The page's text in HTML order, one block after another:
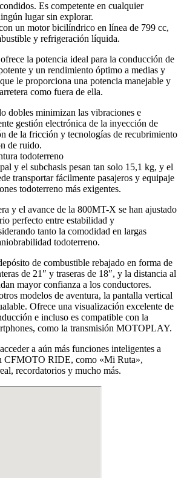
Es competente en cualquier
lugar sin explorar.
un motor bicilíndrico en línea de 799 cc,
y refrigeración líquida.
la potencia ideal para la conducción de
y un rendimiento óptimo a medias y
le proporciona una potencia manejable y
como fuera de ella.
dobles minimizan las vibraciones e
gestión electrónica de la inyección de
de la fricción y tecnologías de recubrimiento
de ruido.
todoterreno
y el subchasis pesan tan solo 15,1 kg, y el
transportar fácilmente pasajeros y equipaje
todoterreno más exigentes.
y el avance de la 800MT-X se han ajustado
perfecto entre estabilidad y
tanto la comodidad en largas
todoterreno.
de combustible rebajado en forma de
de 21″ y traseras de 18″, y la distancia al
mayor confianza a los conductores.
modelos de aventura, la pantalla vertical
Ofrece una visualización excelente de
e incluso es compatible con la
como la transmisión MOTOPLAY.
a aún más funciones inteligentes a
CFMOTO RIDE, como «Mi Ruta»,
recordatorios y mucho más.